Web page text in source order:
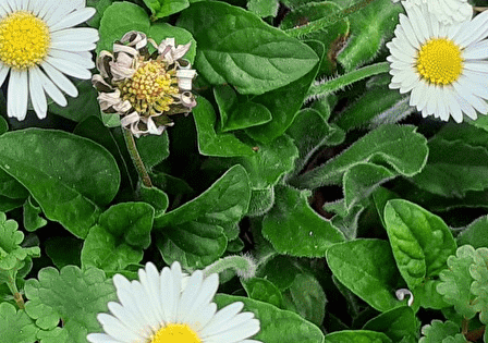
Exporter les lignes sélectionnées
Exporter toutes les colonnes
Exporter uniquement les colonnes affichées
Menu
<
>
ACCUEIL
Adhérer
Ajoutez un logo, un bouton, des réseaux sociaux
Cliquez pour éditer